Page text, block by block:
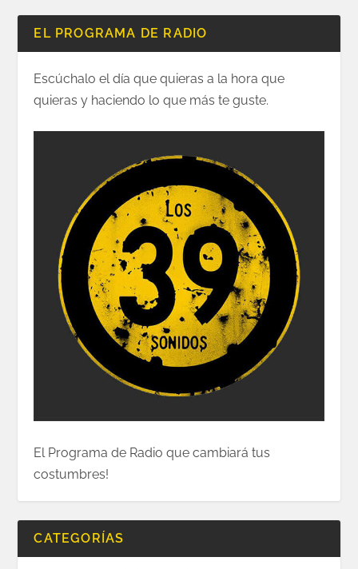
EL PROGRAMA DE RADIO
Escúchalo el día que quieras a la hora que
quieras y haciendo lo que más te guste.
El Programa de Radio que cambiará tus
costumbres!
CATEGORÍAS